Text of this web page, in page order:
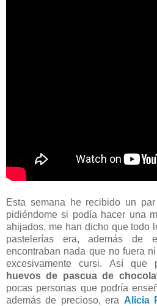
Esta semana he recibido un
pidiéndome si podía hacer una
ahijados, me han dicho que todo
pastelerías era, además de
encontraban nada que no fuera
excesivamente cursi. Así que
huevos de pascua de
pocas personas que podría
además de precioso, era Alicia